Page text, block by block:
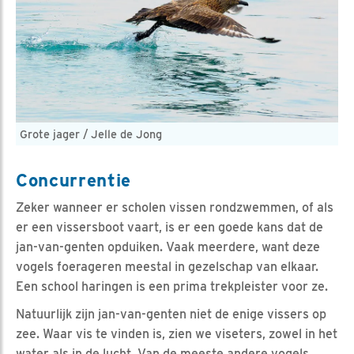
Grote jager / Jelle de Jong
Concurrentie
Zeker wanneer er scholen vissen rondzwemmen, of als
er een vissersboot vaart, is er een goede kans dat de
jan-van-genten opduiken. Vaak meerdere, want deze
vogels foerageren meestal in gezelschap van elkaar.
Een school haringen is een prima trekpleister voor ze.
Natuurlijk zijn jan-van-genten niet de enige vissers op
zee. Waar vis te vinden is, zien we viseters, zowel in het